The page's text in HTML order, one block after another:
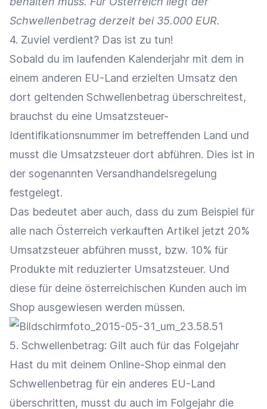
Schwellenbetrag derzeit bei 35.000 EUR.
4. Zuviel verdient? Das ist zu tun!
Sobald du im laufenden Kalenderjahr mit dem in
einem anderen EU-Land erzielten Umsatz den
dort geltenden Schwellenbetrag überschreitest,
brauchst du eine Umsatzsteuer-
Identifikationsnummer im betreffenden Land und
musst die Umsatzsteuer dort abführen. Dies ist in
der sogenannten Versandhandelsregelung
festgelegt.
Das bedeutet aber auch, dass du zum Beispiel für
alle nach Österreich verkauften Artikel jetzt 20%
Umsatzsteuer abführen musst, bzw. 10% für
Produkte mit reduzierter Umsatzsteuer. Und
diese für deine österreichischen Kunden auch im
Shop ausgewiesen werden müssen.
5. Schwellenbetrag: Gilt auch für das Folgejahr
Hast du mit deinem Online-Shop einmal den
Schwellenbetrag für ein anderes EU-Land
überschritten, musst du auch im Folgejahr die